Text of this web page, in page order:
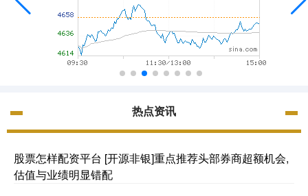
热点资讯
股票怎样配资平台 [开源非银]重点推荐头部券商超额机会,
估值与业绩明显错配